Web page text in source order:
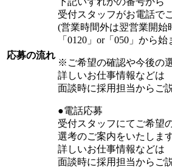
応募の流れ
受付スタッフがお電話で
(営業時間外は翌営業開始
「0120」or「050」から
※ご希望の確認や今後の
詳しいお仕事情報などは
面談時に採用担当からご
●電話応募
受付スタッフにてご希望
選考のご案内をいたします
詳しいお仕事情報などは
面談時に採用担当からご